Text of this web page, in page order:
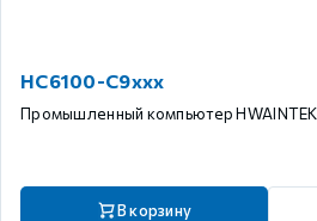
HC6100-C9xxx
Промышленный компьютер HWAINTEK
В корзину